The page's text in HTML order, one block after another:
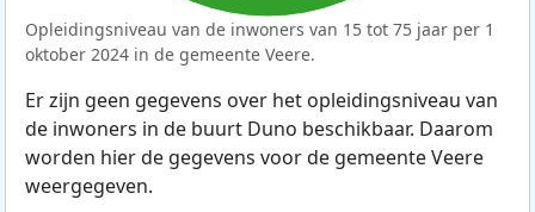
Opleidingsniveau van de inwoners van 15 tot 75 jaar per 1
oktober 2024 in de gemeente Veere.
Er zijn geen gegevens over het opleidingsniveau van
de inwoners in de buurt Duno beschikbaar. Daarom
worden hier de gegevens voor de gemeente Veere
weergegeven.